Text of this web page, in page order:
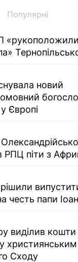
Популярні
новий
Європі
РПЦ піти з
честь папи
виділив кошти
Сходу